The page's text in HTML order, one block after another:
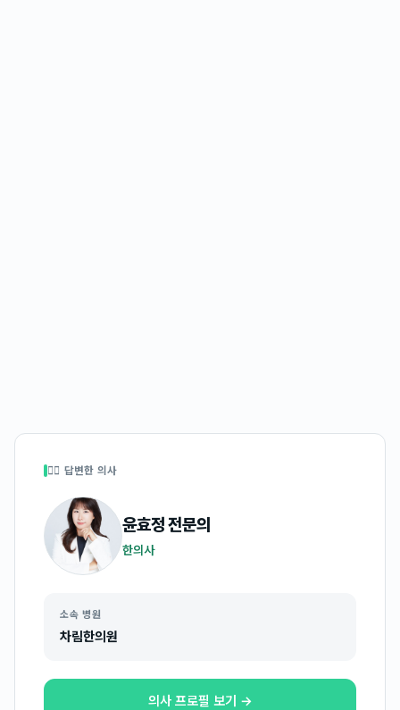
👩‍⚕️ 답변한 의사
윤효정전문의
한의사
소속 병원
차림한의원
의사 프로필 보기 →